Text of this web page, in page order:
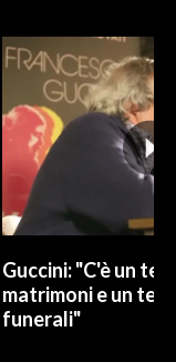
Guccini: "C'è un
matrimoni e un
funerali"